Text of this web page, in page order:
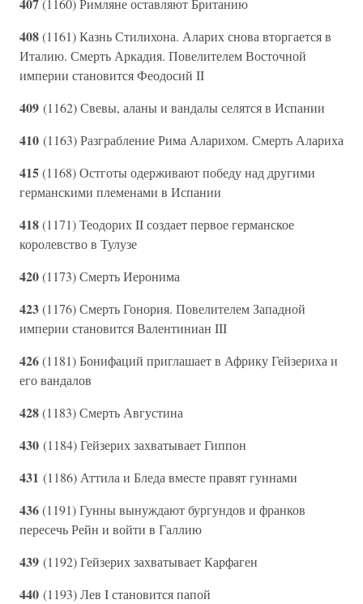
(1160) Римляне оставляют Британию
408(1161) Казнь Стилихона. Аларих снова вторгается в
Италию. Смерть Аркадия. Повелителем Восточной
империи становится Феодосий II
409 (1162) Свевы, аланы и вандалы селятся в Испании
410 (1163) Разграбление Рима Аларихом. Смерть Алариха
415(1168) Остготы одерживают победу над другими
германскими племенами в Испании
418(1171) Теодорих II создает первое германское
королевство в Тулузе
420(1173) Смерть Иеронима
423(1176) Смерть Гонория. Повелителем Западной
империи становится Валентиниан III
426(1181) Бонифаций приглашает в Африку Гейзериха и
его вандалов
428(1183) Смерть Августина
430 (1184) Гейзерих захватывает Гиппон
431 (1186) Аттила и Бледа вместе правят гуннами
436(1191) Гунны вынуждают бургундов и франков
пересечь Рейн и войти в Галлию
439 (1192) Гейзерих захватывает Карфаген
440 (1193) Лев I становится папой